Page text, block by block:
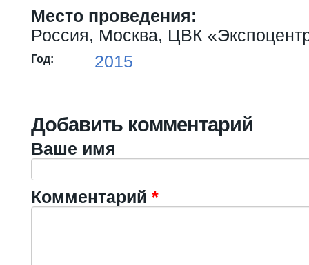
Место проведения:
Россия, Москва, ЦВК
Год: 2015
Добавить комментарий
Ваше имя
Комментарий *